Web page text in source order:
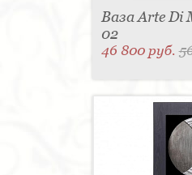
Ваза Arte Di
02
46 800 руб.